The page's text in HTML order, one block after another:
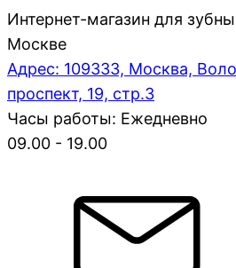
Интернет-магазин для
Москве
Адрес: 109333, Москва,
проспект, 19, стр.3
Часы работы: Ежедневно
09.00 - 19.00